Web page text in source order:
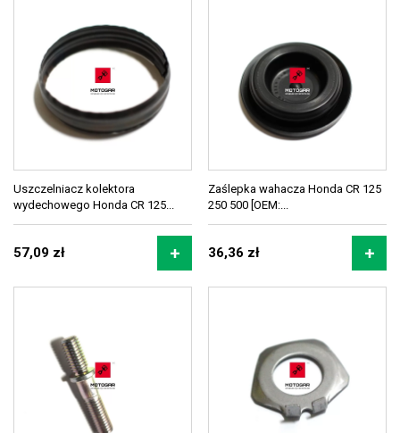
Uszczelniacz kolektora
wydechowego Honda CR 125...
57,09 zł
Zaślepka wahacza Honda CR 125
250 500 [OEM:...
36,36 zł